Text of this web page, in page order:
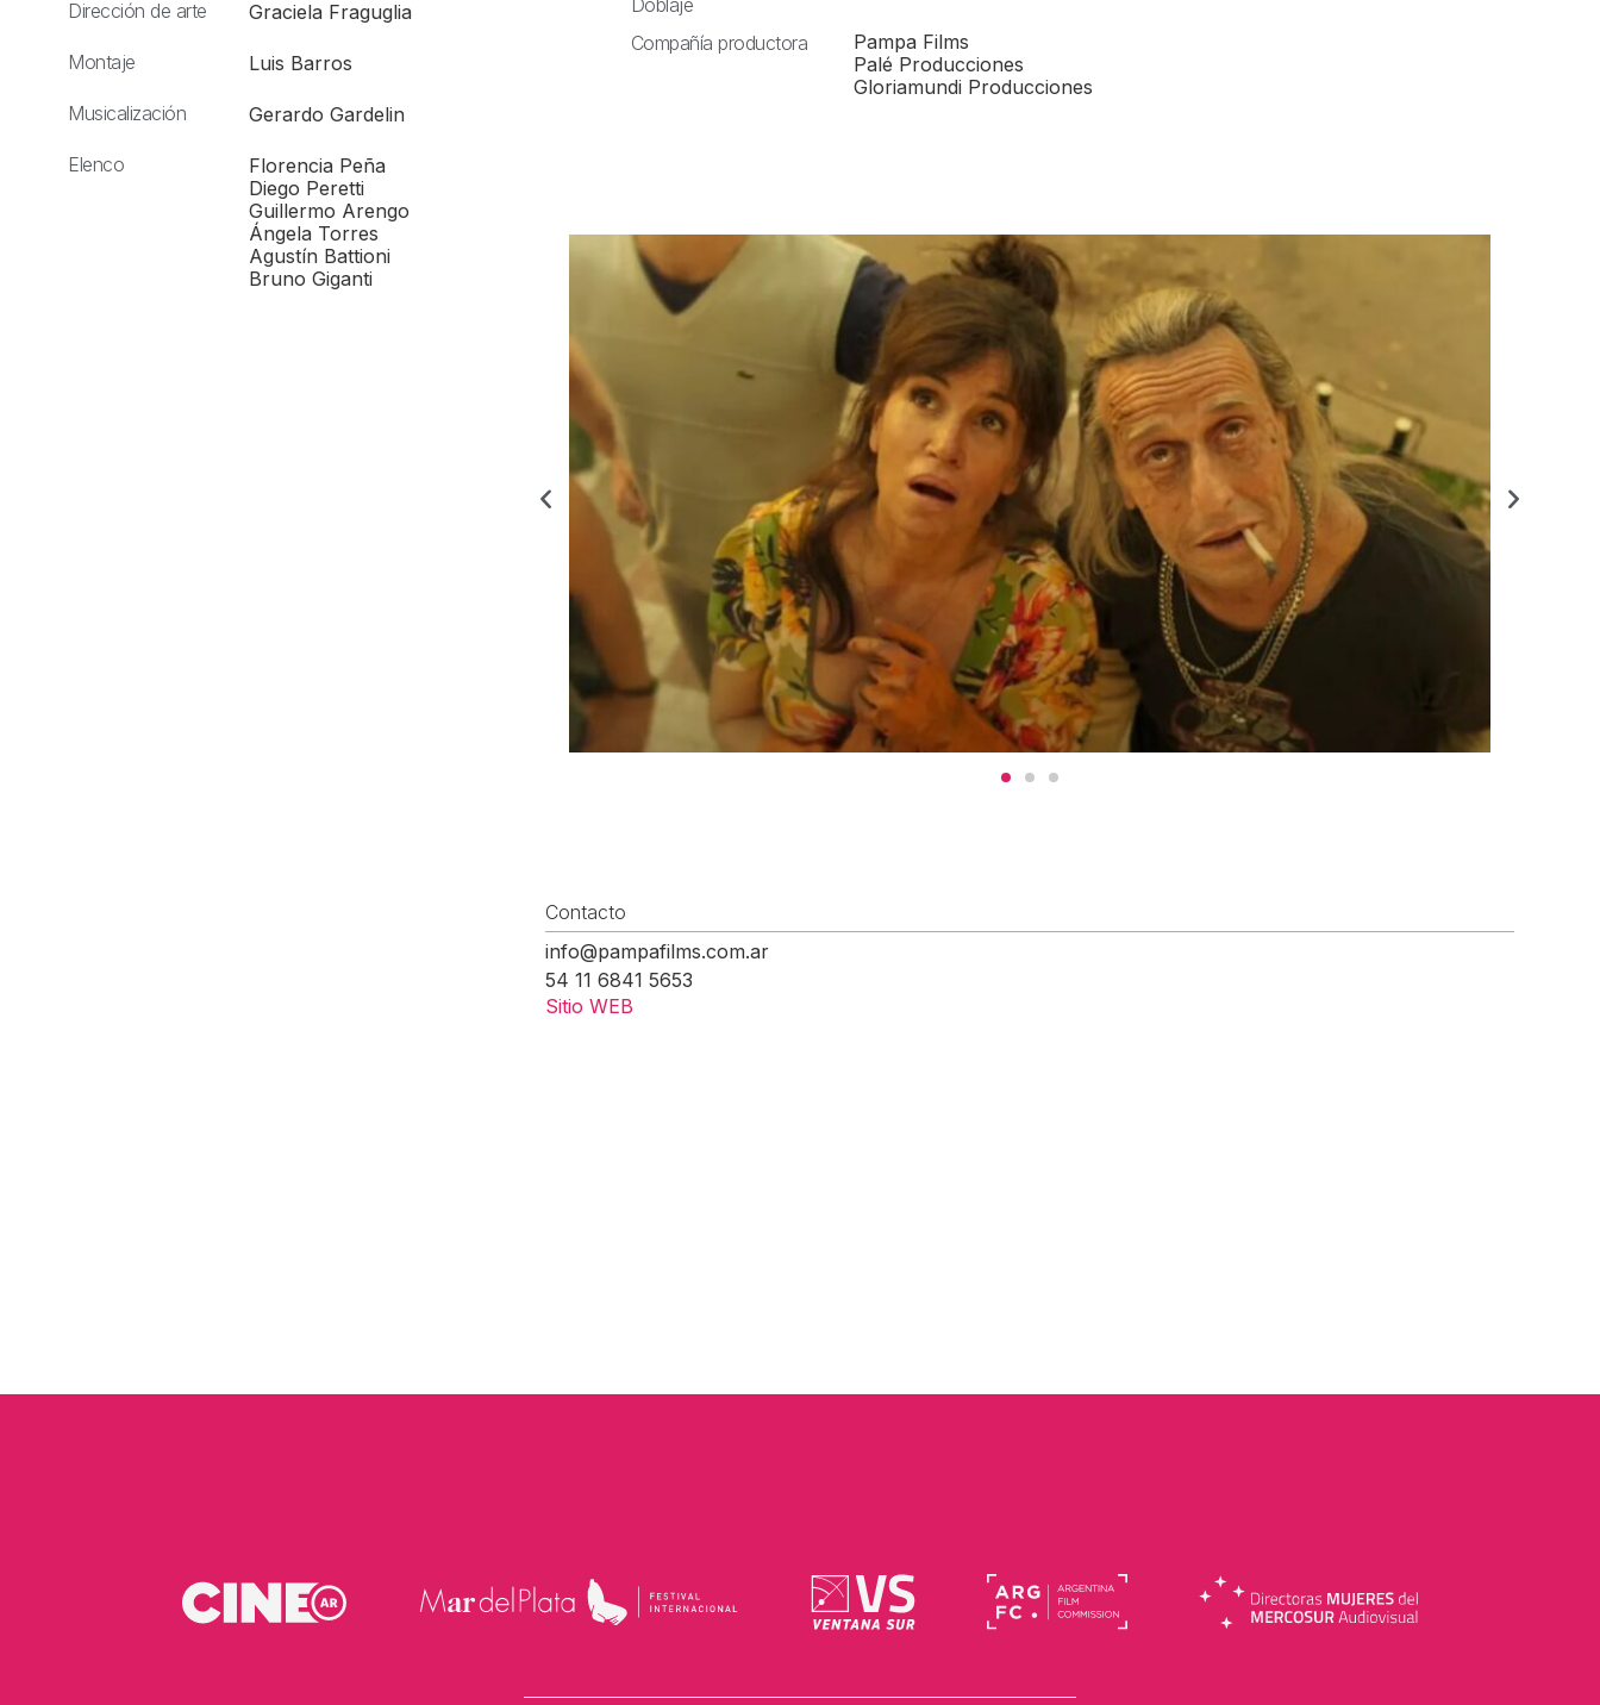
Dirección de arte Graciela Fraguglia
Montaje Luis Barros
Musicalización Gerardo Gardelin
Elenco
Florencia Peña
Diego Peretti
Guillermo Arengo
Ángela Torres
Agustín Battioni
Bruno Giganti
Doblaje
Compañía productora
Pampa Films
Palé Producciones
Gloriamundi Producciones
Contacto
info@pampafilms.com.ar
54 11 6841 5653
Sitio WEB